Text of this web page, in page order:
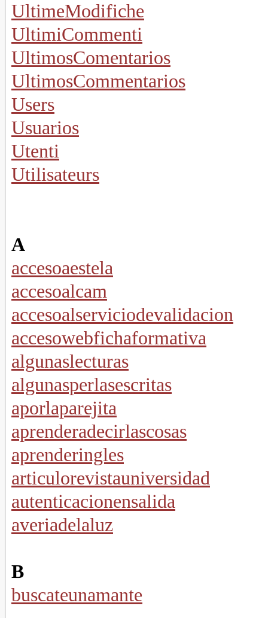
UltimeModifiche
UltimiCommenti
UltimosComentarios
UltimosCommentarios
Users
Usuarios
Utenti
Utilisateurs
A
accesoaestela
accesoalcam
accesoalserviciodevalidacion
accesowebfichaformativa
algunaslecturas
algunasperlasescritas
aporlaparejita
aprenderadecirlascosas
aprenderingles
articulorevistauniversidad
autenticacionensalida
averiadelaluz
B
buscateunamante